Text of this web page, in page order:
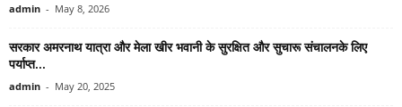
admin - May 8, 2026
सरकार अमरनाथ यात्रा और मेला खीर भवानी के सुरक्षित और सुचारू संचालनके लिए
पर्याप्त...
admin - May 20, 2025